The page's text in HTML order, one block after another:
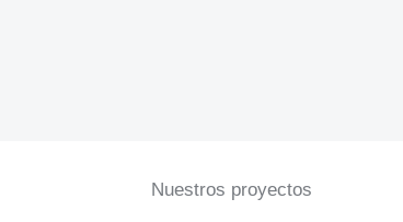
Nuestros proyectos